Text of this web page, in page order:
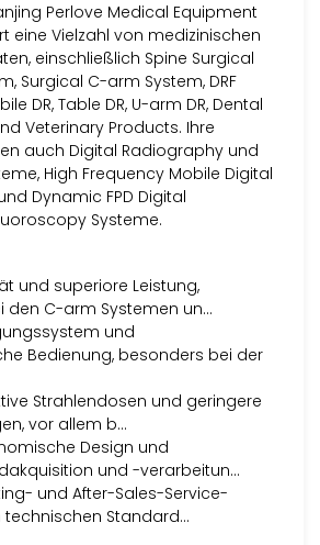
Perlove Medical Equipment
eine Vielzahl von medizinischen
einschließlich Spine Surgical
Surgical C-arm System, DRF
DR, Table DR, U-arm DR, Dental
Veterinary Products. Ihre
auch Digital Radiography und
High Frequency Mobile Digital
Dynamic FPD Digital
Systeme.
und superiore Leistung,
den C-arm Systemen un…
und
Bedienung, besonders bei der
Strahlendosen und geringere
vor allem b…
Design und
und -verarbeitun…
und After-Sales-Service-
technischen Standard…